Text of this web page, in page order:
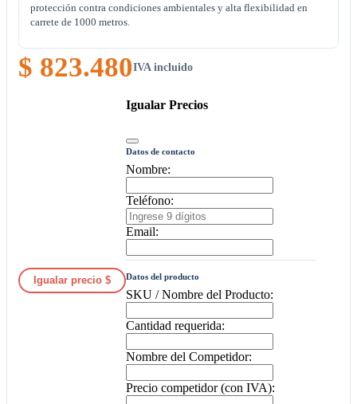
protección contra condiciones ambientales y alta flexibilidad en
carrete de 1000 metros.
$ 823.480IVA incluido
Igualar precio $
Igualar Precios
Datos de contacto
Nombre:
Teléfono:
Email:
Datos del producto
SKU / Nombre del Producto:
Cantidad requerida:
Nombre del Competidor:
Precio competidor (con IVA):